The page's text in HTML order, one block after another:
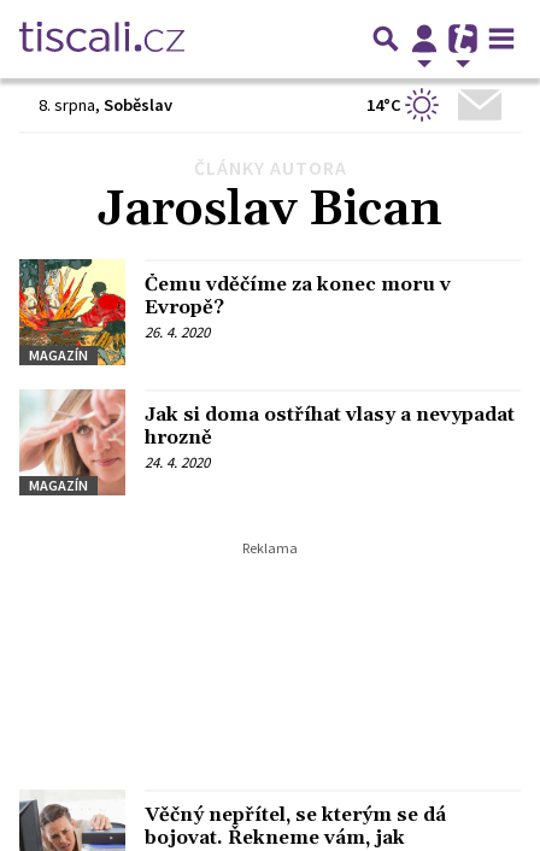
8. srpna, Soběslav 14°C
ČLÁNKY AUTORA
Jaroslav Bican
MAGAZÍN
Čemu vděčíme za konec moru v
Evropě?
26. 4. 2020
MAGAZÍN
Jak si doma ostříhat vlasy a nevypadat
hrozně
24. 4. 2020
Věčný nepřítel, se kterým se dá
bojovat. Řekneme vám, jak
… 60 Další